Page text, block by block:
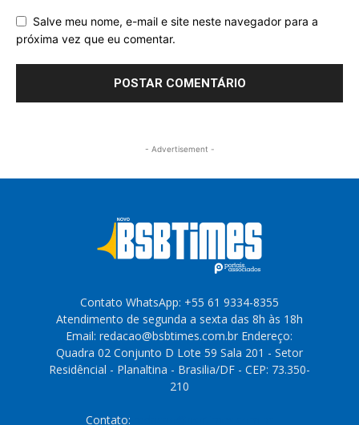
Salve meu nome, e-mail e site neste navegador para a
próxima vez que eu comentar.
- Advertisement -
Contato WhatsApp: +55 61 9334-8355
Atendimento de segunda a sexta das 8h às 18h
Email: redacao@bsbtimes.com.br Endereço:
Quadra 02 Conjunto D Lote 59 Sala 201 - Setor
Residêncial - Planaltina - Brasilia/DF - CEP: 73.350-
210
Contato: